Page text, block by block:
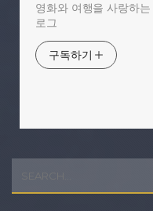
영화와 여행을 사랑하
로그
구독하기